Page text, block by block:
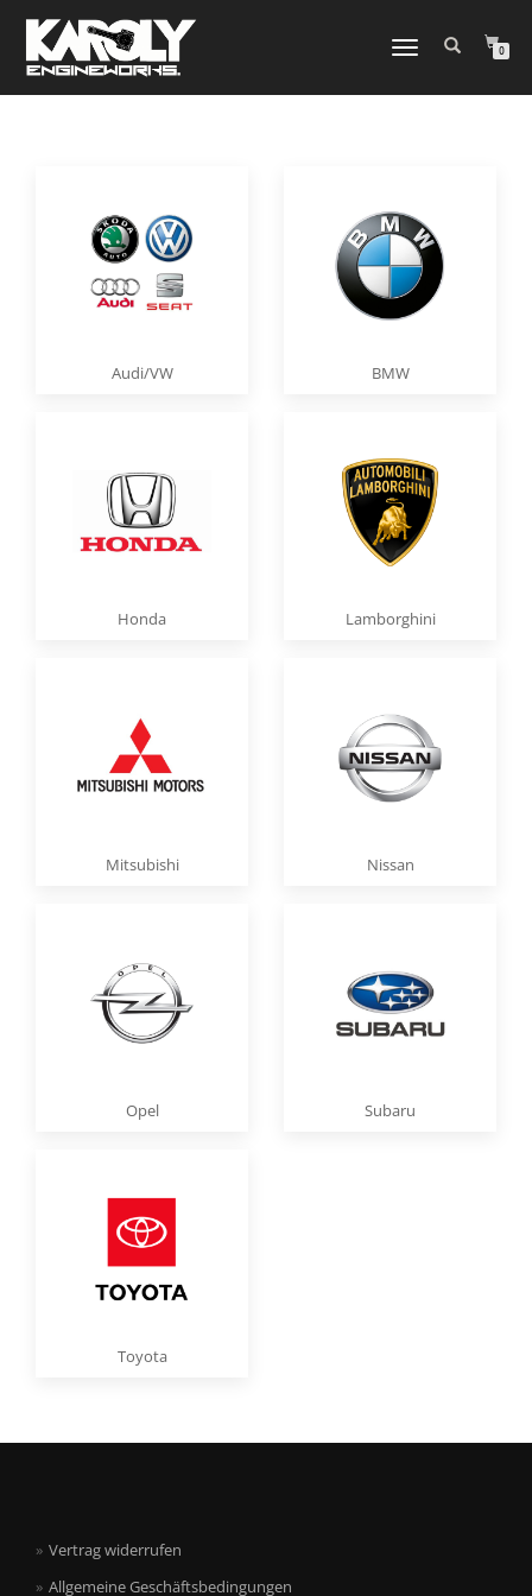
NAVIGATION
0
Audi/VW BMW
Honda Lamborghini
Mitsubishi Nissan
Opel Subaru
Toyota
Vertrag widerrufen
Allgemeine Geschäftsbedingungen